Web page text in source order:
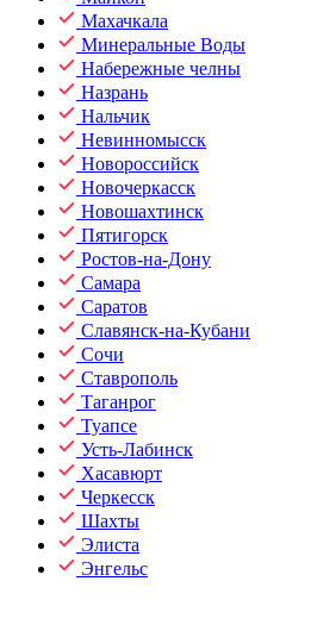
Махачкала
Минеральные Воды
Набережные челны
Назрань
Нальчик
Невинномысск
Новороссийск
Новочеркасск
Новошахтинск
Пятигорск
Ростов-на-Дону
Самара
Саратов
Славянск-на-Кубани
Сочи
Ставрополь
Таганрог
Туапсе
Усть-Лабинск
Хасавюрт
Черкесск
Шахты
Элиста
Энгельс